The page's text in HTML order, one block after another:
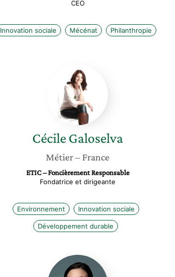
CEO
Innovation sociale Mécénat Philanthropie
Cécile
Galoselva
CécileGaloselva
Métier– France
ETIC – Foncièrement Responsable
Fondatrice et dirigeante
Environnement Innovation sociale
Développement durable
Léa
Pons